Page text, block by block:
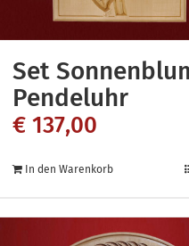
Set
Pendeluhr
€ 137,00
In den Warenkorb